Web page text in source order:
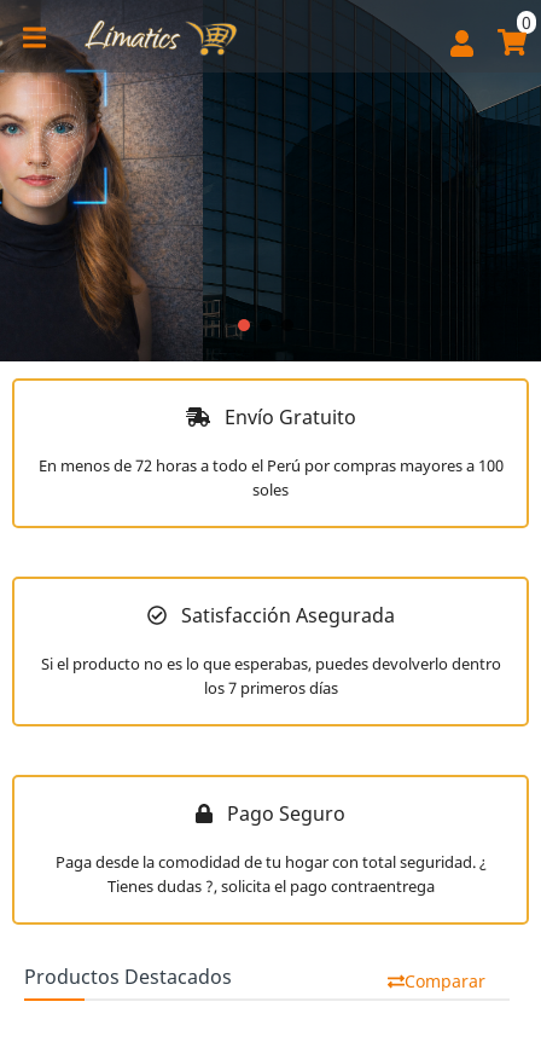
0
Contáctanos: 992764006
FullColor real 24/7
IA avanzada: detección humana y vehículos
Resolución 4MP / 8MP
Instalación rápida y soporte local
Cámaras Bokysee – Calidad profesional,
colores reales día y noche y tecnología IA
para máxima seguridad.
Protege lo que más
importa con Visión de
Alto Nivel
Ver modelos disponibles
Envío Gratuito
En menos de 72 horas a todo el Perú por compras mayores a 100
soles
Satisfacción Asegurada
Si el producto no es lo que esperabas, puedes devolverlo dentro
los 7 primeros días
Pago Seguro
Paga desde la comodidad de tu hogar con total seguridad. ¿
Tienes dudas ?, solicita el pago contraentrega
Productos Destacados Comparar